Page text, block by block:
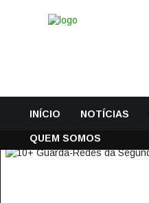
INÍCIO NOTÍCIAS
QUEM SOMOS